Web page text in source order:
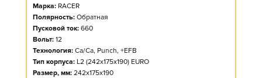
Марка: RACER
Полярность: Обратная
Пусковой ток: 660
Вольт: 12
Технология: Ca/Ca, Punch, +EFB
Тип корпуса: L2 (242x175x190) EURO
Размер, мм: 242x175x190